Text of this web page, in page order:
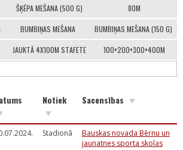
ŠĶĒPA MEŠANA (500 G) 80M
BUMBIŅAS MEŠANA BUMBIŅAS MEŠANA (150 G)
JAUKTĀ 4X100M STAFETE 100+200+300+400M
Notiek Sacensības
Stadionā
Bauskas novada Bērnu un
jaunatnes sporta skolas